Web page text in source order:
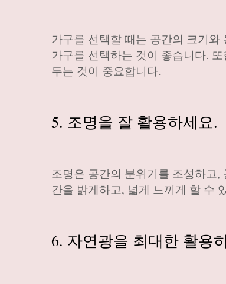
가구를 선택할 때는 공간의 크기
가구를 선택하는 것이 좋습니다.
두는 것이 중요합니다.
5. 조명을 잘 활용하세요.
조명은 공간의 분위기를 조성하고
간을 밝게하고, 넓게 느끼게 할 수
6. 자연광을 최대한 활용